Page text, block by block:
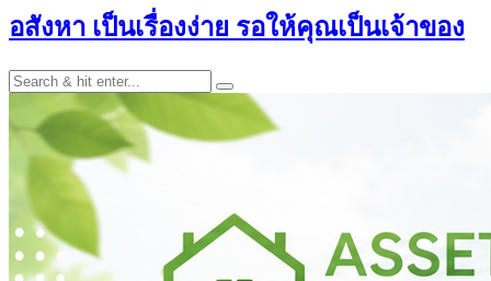
อสังหา เป็นเรื่องง่าย รอให้คุณเป็นเจ้าของ